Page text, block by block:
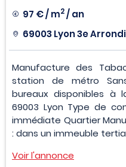
97 € / m2/ an
69003 Lyon 3e
Manufacture des
station de métro
bureaux disponibles à
69003 Lyon Type de
immédiate Quartier
: dans un immeuble
Voir l'annonce